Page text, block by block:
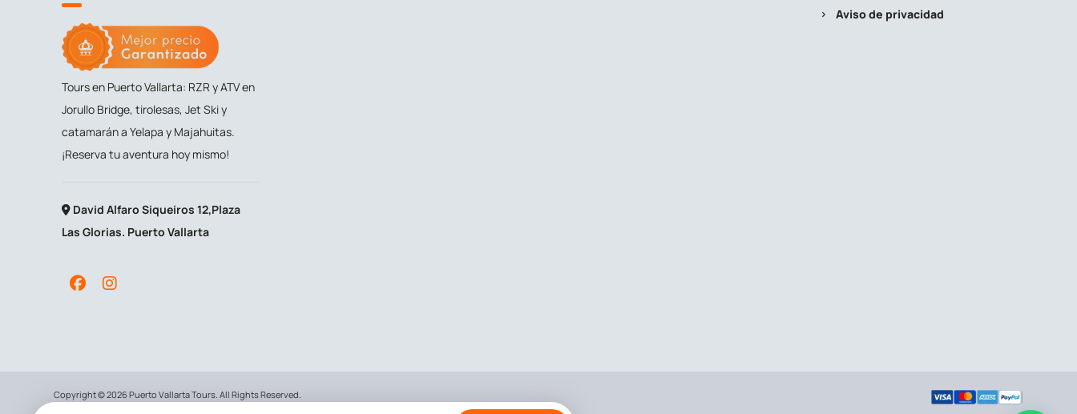
Tours en Puerto Vallarta: RZR y ATV en
Jorullo Bridge, tirolesas, Jet Ski y
catamarán a Yelapa y Majahuitas.
¡Reserva tu aventura hoy mismo!
David Alfaro Siqueiros 12,Plaza
Las Glorias. Puerto Vallarta
Aviso de privacidad
Copyright © 2026 Puerto Vallarta Tours. All Rights Reserved.